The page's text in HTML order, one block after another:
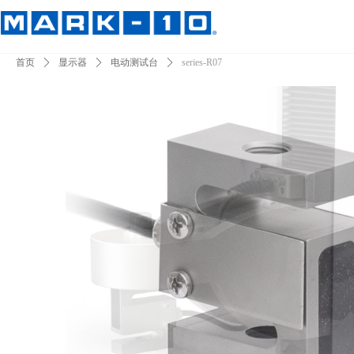
首页 ꄲ 显示器 ꄲ 电动测试台 ꄲ series-R07